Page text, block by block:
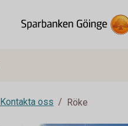
Kontakta oss Röke